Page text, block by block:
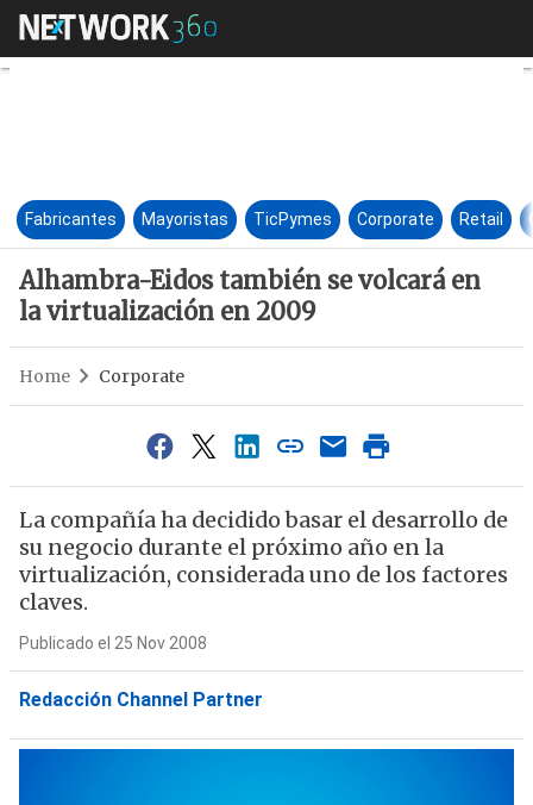
Alhambra-Eidos también se
Fabricantes Mayoristas TicPymes Corporate Retail
Alhambra-Eidos también se volcará en
la virtualización en 2009
Home Corporate
La compañía ha decidido basar el desarrollo de
su negocio durante el próximo año en la
virtualización, considerada uno de los factores
claves.
Publicado el 25 Nov 2008
Redacción Channel Partner